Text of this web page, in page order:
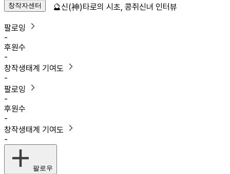
창작자센터
팔로잉
-
후원수
-
창작생태계 기여도
-
팔로잉
-
후원수
-
창작생태계 기여도
-
팔로우
🔮신(神)타로의 시초, 콩쥐신녀 인터뷰